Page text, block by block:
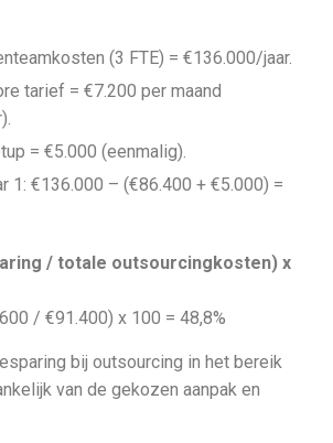
(3 FTE) = €136.000/jaar.
tarief = €7.200 per maand
= €5.000 (eenmalig).
1: €136.000 – (€86.400 + €5.000) =
/ totale outsourcingkosten) x
/ €91.400) x 100 = 48,8%
bij outsourcing in het bereik
van de gekozen aanpak en